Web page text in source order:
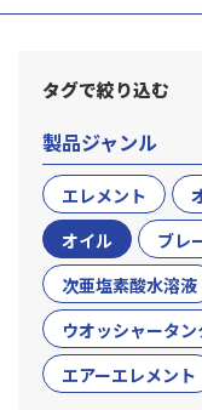
タグで絞り込む
製品ジャンル
エレメント
オイル
ブレ
次亜塩素酸水溶液
ウオッシャータン
エアーエレメント